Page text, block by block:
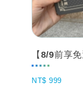
NT$ 999